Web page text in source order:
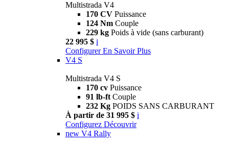
Multistrada V4
170 CV Puissance
124 Nm Couple
229 kg Poids à vide (sans carburant)
22 995 $ i
Configurer En Savoir Plus
V4 S
Multistrada V4 S
170 cv Puissance
91 lb-ft Couple
232 Kg POIDS SANS CARBURANT
À partir de 31 995 $ i
Configurez Découvrir
new V4 Rally